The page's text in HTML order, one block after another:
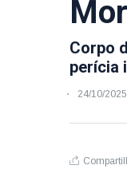
Corpo
perícia
24/10/